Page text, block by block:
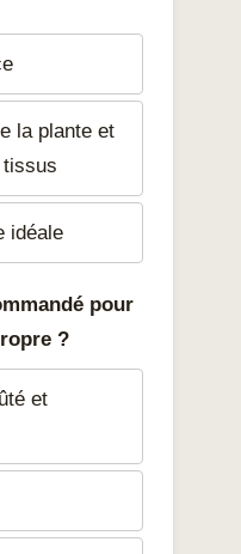
la plante et
tissus
idéale
pour
?
et